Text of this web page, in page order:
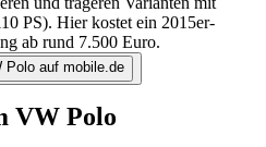
PS). Hier kostet ein 2015er-
ab rund 7.500 Euro.
Polo auf mobile.de
VW Polo